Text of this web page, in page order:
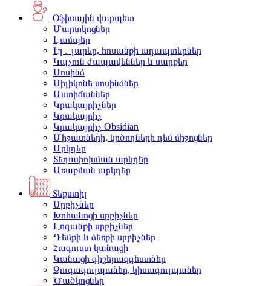
Օֆիսային վարպետ
Մարտկոցներ
Լամպեր
Էլ․ լարեր, հոսանքի ադապտերներ
Կպչուն ժապավեններ և սարքեր
Սոսինձ
Սիլիկոնե սոսինձներ
Աստիճաններ
Կրակայրիչներ
Կրակայրիչ
Կրակայրիչ Obsidian
Միջատների, կրծողների դեմ միջոցներ
Արկղեր
Տեղափոխման արկղեր
Առաքման արկղեր
Տեքստիլ
Սրբիչներ
Խոհանոցի սրբիչներ
Լոգանքի սրբիչներ
Դեմքի և ձեռքի սրբիչներ
Հագուստ կանացի
Կանացի գիշերազգեստներ
Զուգագուլպաներ, կիսագուլպաներ
Ծածկոցներ